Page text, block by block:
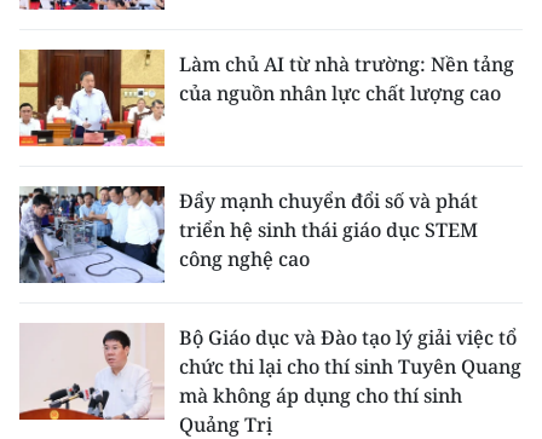
Làm chủ AI từ nhà trường: Nền tảng
của nguồn nhân lực chất lượng cao
Đẩy mạnh chuyển đổi số và phát
triển hệ sinh thái giáo dục STEM
công nghệ cao
Bộ Giáo dục và Đào tạo lý giải việc tổ
chức thi lại cho thí sinh Tuyên Quang
mà không áp dụng cho thí sinh
Quảng Trị